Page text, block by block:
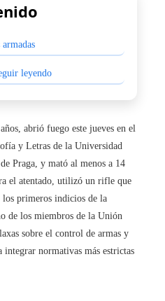
leyendo
abrió fuego este jueves en el
y Letras de la Universidad
Praga, y mató al menos a 14
el atentado, utilizó un rifle que
los primeros indicios de la
de los miembros de la Unión
sobre el control de armas y
integrar normativas más estrictas